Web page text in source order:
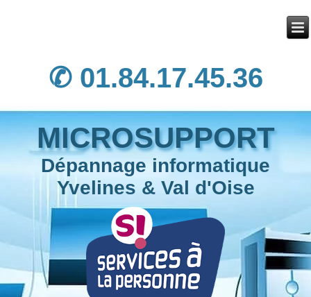
✆ 01.84.17.45.36
MICROSUPPORT
Dépannage informatique
Yvelines & Val d'Oise